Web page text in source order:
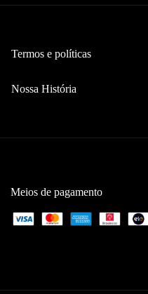
Termos e políticas
Nossa História
Meios de pagamento